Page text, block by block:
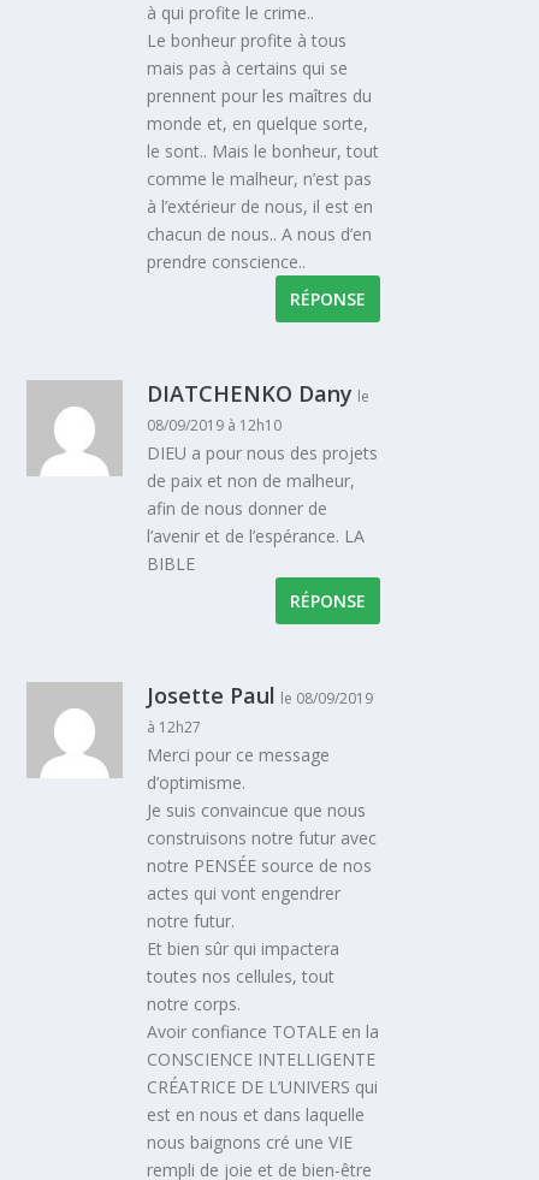
à qui profite le crime..
Le bonheur profite à tous
mais pas à certains qui se
prennent pour les maîtres du
monde et, en quelque sorte,
le sont.. Mais le bonheur, tout
comme le malheur, n’est pas
à l’extérieur de nous, il est en
chacun de nous.. A nous d’en
prendre conscience..
RÉPONSE
DIATCHENKO Dany le
08/09/2019 à 12h10
DIEU a pour nous des projets
de paix et non de malheur,
afin de nous donner de
l’avenir et de l’espérance. LA
BIBLE
RÉPONSE
Josette Paul le 08/09/2019
à 12h27
Merci pour ce message
d’optimisme.
Je suis convaincue que nous
construisons notre futur avec
notre PENSÉE source de nos
actes qui vont engendrer
notre futur.
Et bien sûr qui impactera
toutes nos cellules, tout
notre corps.
Avoir confiance TOTALE en la
CONSCIENCE INTELLIGENTE
CRÉATRICE DE L’UNIVERS qui
est en nous et dans laquelle
nous baignons cré une VIE
rempli de joie et de bien-être